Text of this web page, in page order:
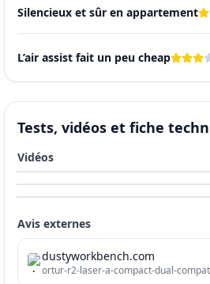
Silencieux et sûr en appartement
L’air assist fait un peu cheap
Tests, vidéos et fiche
Vidéos
Avis externes
dustyworkbench.com